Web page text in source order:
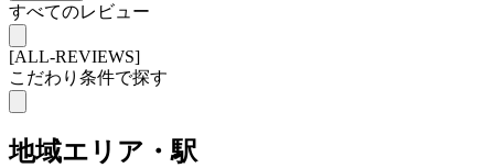
すべてのレビュー
[ALL-REVIEWS]
こだわり条件で探す
地域エリア・駅